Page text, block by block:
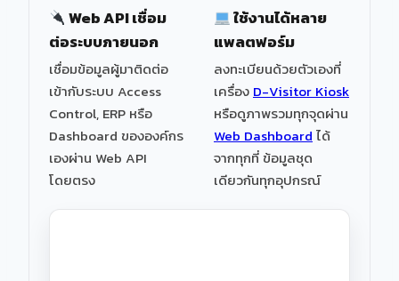
Web API เชื่อม
ต่อระบบภายนอก
เชื่อมข้อมูลผู้มาติดต่อ
เข้ากับระบบ Access
Control, ERP หรือ
Dashboard ขององค์กร
เองผ่าน Web API
โดยตรง
ใช้งานได้หลาย
แพลตฟอร์ม
ลงทะเบียนด้วยตัวเองที่
เครื่อง D-Visitor Kiosk
หรือดูภาพรวมทุกจุดผ่าน
Web Dashboard ได้
จากทุกที่ ข้อมูลชุด
เดียวกันทุกอุปกรณ์